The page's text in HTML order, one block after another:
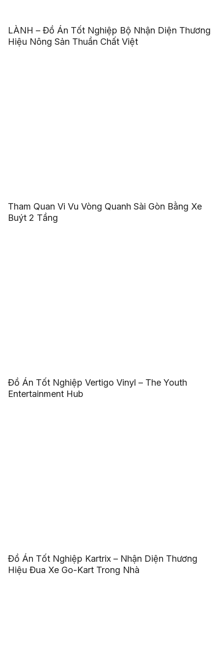
LÀNH – Đồ Án Tốt Nghiệp Bộ Nhận Diện Thương
Hiệu Nông Sản Thuần Chất Việt
Tham Quan Vi Vu Vòng Quanh Sài Gòn Bằng Xe
Buýt 2 Tầng
Đồ Án Tốt Nghiệp Vertigo Vinyl – The Youth
Entertainment Hub
Đồ Án Tốt Nghiệp Kartrix – Nhận Diện Thương
Hiệu Đua Xe Go-Kart Trong Nhà